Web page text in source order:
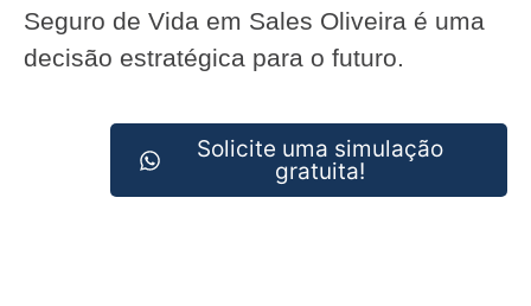
Seguro de Vida em Sales Oliveira é uma
decisão estratégica para o futuro.
Solicite uma simulação
gratuita!